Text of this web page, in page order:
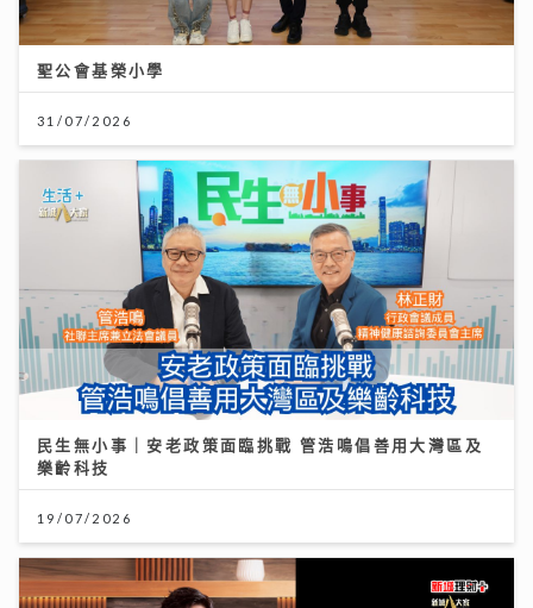
聖公會基榮小學
31/07/2026
民生無小事｜安老政策面臨挑戰 管浩鳴倡善用大灣區及
樂齡科技
19/07/2026